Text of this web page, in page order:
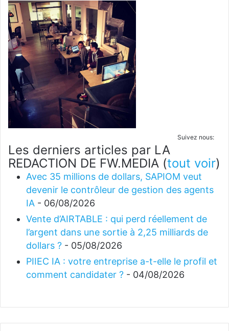
Suivez nous:
Les derniers articles par LA
REDACTION DE FW.MEDIA (tout voir)
Avec 35 millions de dollars, SAPIOM veut
devenir le contrôleur de gestion des agents
IA - 06/08/2026
Vente d’AIRTABLE : qui perd réellement de
l’argent dans une sortie à 2,25 milliards de
dollars ? - 05/08/2026
PIIEC IA : votre entreprise a-t-elle le profil et
comment candidater ? - 04/08/2026